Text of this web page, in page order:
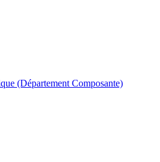
(Département Composante)